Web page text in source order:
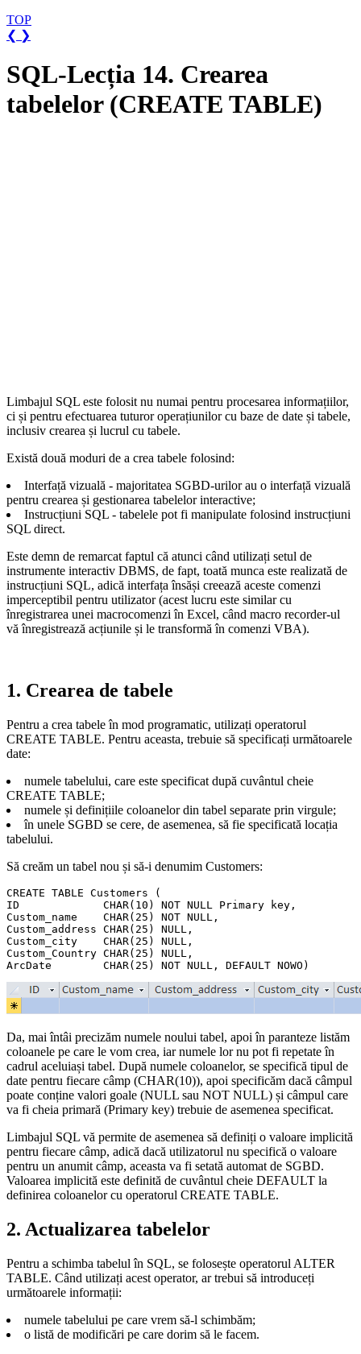
TOP
❮ ❯
SQL-Lecția 14. Crearea
tabelelor (CREATE TABLE)
Limbajul SQL este folosit nu numai pentru procesarea informațiilor,
ci și pentru efectuarea tuturor operațiunilor cu baze de date și tabele,
inclusiv crearea și lucrul cu tabele.
Există două moduri de a crea tabele folosind:
Interfață vizuală - majoritatea SGBD-urilor au o interfață vizuală
pentru crearea și gestionarea tabelelor interactive;
Instrucțiuni SQL - tabelele pot fi manipulate folosind instrucțiuni
SQL direct.
Este demn de remarcat faptul că atunci când utilizați setul de
instrumente interactiv DBMS, de fapt, toată munca este realizată de
instrucțiuni SQL, adică interfața însăși creează aceste comenzi
imperceptibil pentru utilizator (acest lucru este similar cu
înregistrarea unei macrocomenzi în Excel, când macro recorder-ul
vă înregistrează acțiunile și le transformă în comenzi VBA).
1. Crearea de tabele
Pentru a crea tabele în mod programatic, utilizați operatorul
CREATE TABLE. Pentru aceasta, trebuie să specificați următoarele
date:
numele tabelului, care este specificat după cuvântul cheie
CREATE TABLE;
numele și definițiile coloanelor din tabel separate prin virgule;
în unele SGBD se cere, de asemenea, să fie specificată locația
tabelului.
Să creăm un tabel nou și să-i denumim Customers:
CREATE TABLE Customers (
ID             CHAR(10) NOT NULL Primary key,
Custom_name    CHAR(25) NOT NULL,
Custom_address CHAR(25) NULL,
Custom_city    CHAR(25) NULL,
Custom_Country CHAR(25) NULL,
Da, mai întâi precizăm numele noului tabel, apoi în paranteze listăm
coloanele pe care le vom crea, iar numele lor nu pot fi repetate în
cadrul aceluiași tabel. După numele coloanelor, se specifică tipul de
date pentru fiecare câmp (CHAR(10)), apoi specificăm dacă câmpul
poate conține valori goale (NULL sau NOT NULL) și câmpul care
va fi cheia primară (Primary key) trebuie de asemenea specificat.
Limbajul SQL vă permite de asemenea să definiți o valoare implicită
pentru fiecare câmp, adică dacă utilizatorul nu specifică o valoare
pentru un anumit câmp, aceasta va fi setată automat de SGBD.
Valoarea implicită este definită de cuvântul cheie DEFAULT la
definirea coloanelor cu operatorul CREATE TABLE.
2. Actualizarea tabelelor
Pentru a schimba tabelul în SQL, se folosește operatorul ALTER
TABLE. Când utilizați acest operator, ar trebui să introduceți
următoarele informații:
numele tabelului pe care vrem să-l schimbăm;
o listă de modificări pe care dorim să le facem.